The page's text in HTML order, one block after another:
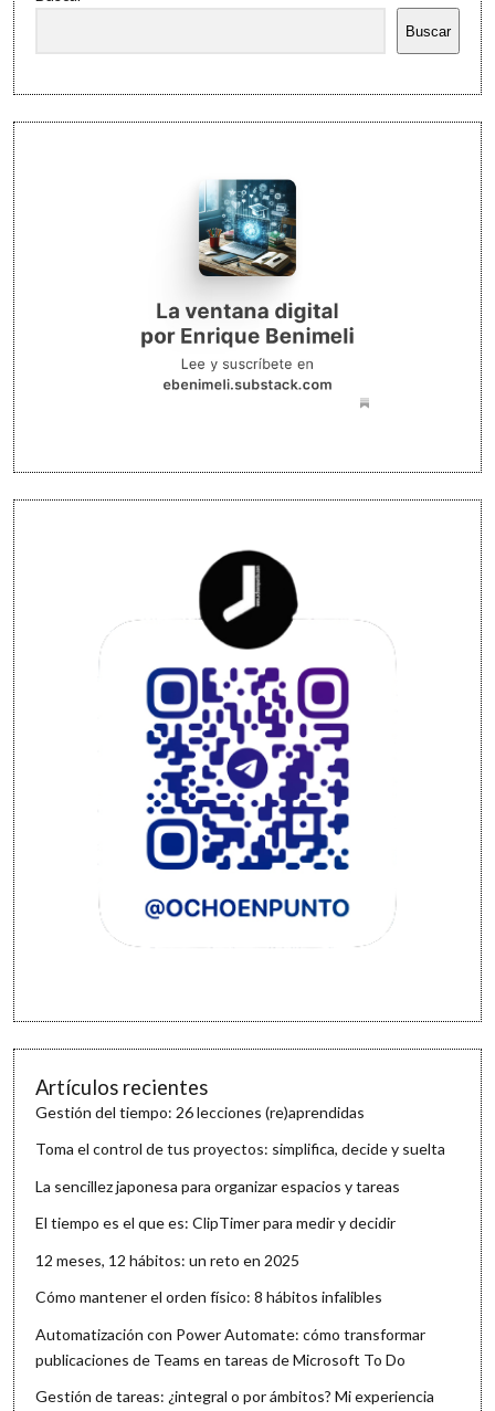
Buscar
Artículos recientes
Gestión del tiempo: 26 lecciones (re)aprendidas
Toma el control de tus proyectos: simplifica, decide y suelta
La sencillez japonesa para organizar espacios y tareas
El tiempo es el que es: ClipTimer para medir y decidir
12 meses, 12 hábitos: un reto en 2025
Cómo mantener el orden físico: 8 hábitos infalibles
Automatización con Power Automate: cómo transformar
publicaciones de Teams en tareas de Microsoft To Do
Gestión de tareas: ¿integral o por ámbitos? Mi experiencia